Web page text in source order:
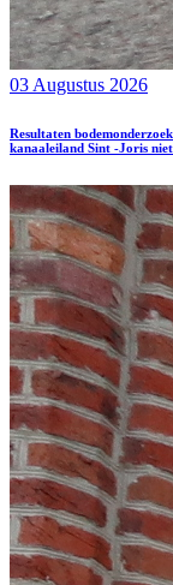
03 Augustus 2026
Resultaten
kanaaleiland Sint -Joris